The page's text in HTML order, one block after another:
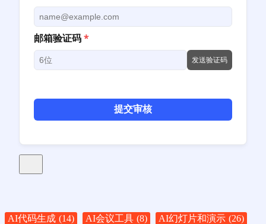
邮箱验证码*
发送验证码
提交审核
AI代码生成 (14) AI会议工具 (8) AI幻灯片和演示 (26)